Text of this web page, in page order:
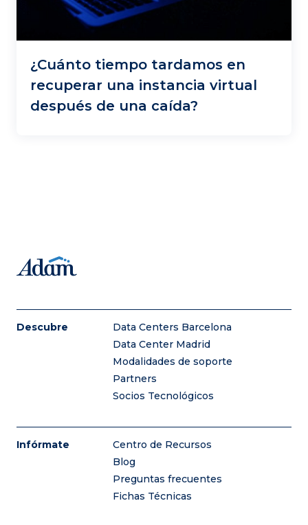
¿Cuánto tiempo tardamos en
recuperar una instancia virtual
después de una caída?
Descubre
Data Centers Barcelona
Data Center Madrid
Modalidades de soporte
Partners
Socios Tecnológicos
Infórmate
Centro de Recursos
Blog
Preguntas frecuentes
Fichas Técnicas